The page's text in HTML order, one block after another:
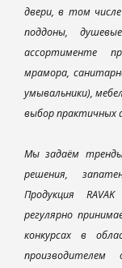
двери, в том
поддоны,
ассортименте
мрамора,
умывальники),
выбор практичных
Мы задаём
решения,
Продукция
регулярно
конкурсах в